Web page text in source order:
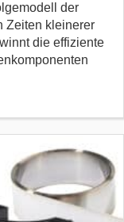
der
Zeiten kleinerer
die effiziente